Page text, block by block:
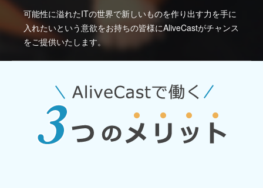
可能性に溢れたITの世界で新しいものを作り出す力を手に
入れたいという意欲をお持ちの皆様にAliveCastがチャンス
をご提供いたします。